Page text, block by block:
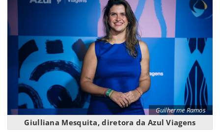
Guilherme Ramos
Giulliana Mesquita, diretora da Azul Viagens